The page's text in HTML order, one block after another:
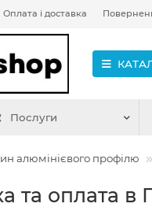
Оплата і доставка
Послуги
алюмінієвого профілю
та оплата в